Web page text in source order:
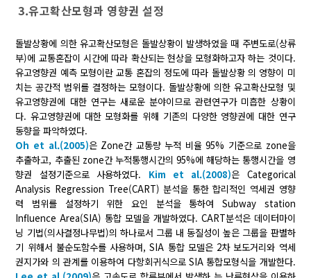
3.유고확산모형과 영향권 설정
돌발상황에 의한 유고확산모형은 돌발상황이 발생하였을 때 주변도로(상류
부)에 교통혼잡이 시간에 따라 확산되는 현상을 모형화하고자 하는 것이다.
유고영향권 예측 모형이란 교통 혼잡의 정도에 따라 돌발상황 의 영향이 미
치는 공간적 범위를 결정하는 모형이다. 돌발상황에 의한 유고확산모형 및
유고영향권에 대한 연구는 새로운 분야이므로 관련연구가 미흡한 상황이
다. 유고영향권에 대한 모형화를 위해 기존의 다양한 영향권에 대한 연구
동향을 파악하였다.
Oh et al.(2005)은 Zone간 교통량 누적 비율 95% 기준으로 zone을
추출하고, 추출된 zone간 누적통행시간의 95%에 해당하는 통행시간을 영
향권 설정기준으로 사용하였다. Kim et al.(2008)은 Categorical
Analysis Regression Tree(CART) 분석을 통한 합리적인 역세권 영향
력 범위를 설정하기 위한 요인 분석을 통하여 Subway station
Influence Area(SIA) 통합 모델을 개발하였다. CART분석은 데이터마이
닝 기법(의사결정나무법)의 하나로서 그룹 내 동질성이 높은 그룹을 판별하
기 위해서 불순도함수를 사용하며, SIA 통합 모델은 2차 보도거리와 역세
권지가와 의 관계를 이용하여 다항회귀식으로 SIA 통합모형식을 개발한다.